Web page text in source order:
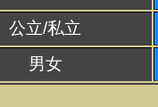
公立/私立
男女